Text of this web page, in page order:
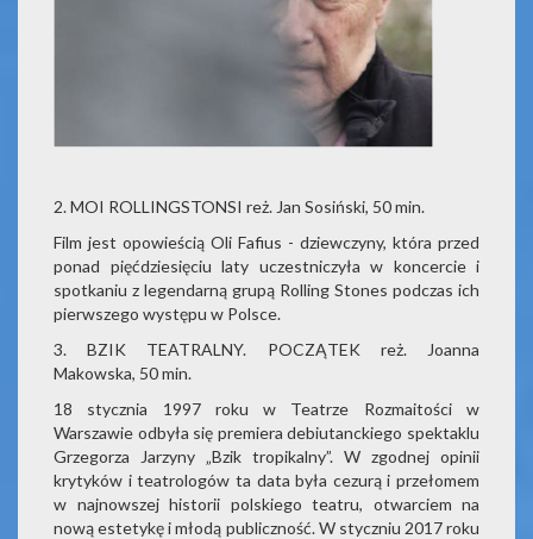
2. MOI ROLLINGSTONSI reż. Jan Sosiński, 50 min.
Film jest opowieścią Oli Fafius - dziewczyny, która przed
ponad pięćdziesięciu laty uczestniczyła w koncercie i
spotkaniu z legendarną grupą Rolling Stones podczas ich
pierwszego występu w Polsce.
3. BZIK TEATRALNY. POCZĄTEK reż. Joanna
Makowska, 50 min.
18 stycznia 1997 roku w Teatrze Rozmaitości w
Warszawie odbyła się premiera debiutanckiego spektaklu
Grzegorza Jarzyny „Bzik tropikalny”. W zgodnej opinii
krytyków i teatrologów ta data była cezurą i przełomem
w najnowszej historii polskiego teatru, otwarciem na
nową estetykę i młodą publiczność. W styczniu 2017 roku